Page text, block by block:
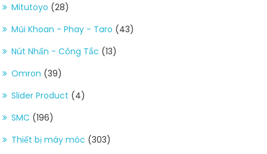
Mitutoyo (28)
Mũi Khoan - Phay - Taro (43)
Nút Nhấn - Công Tắc (13)
Omron (39)
Slider Product (4)
SMC (196)
Thiết bị máy móc (303)